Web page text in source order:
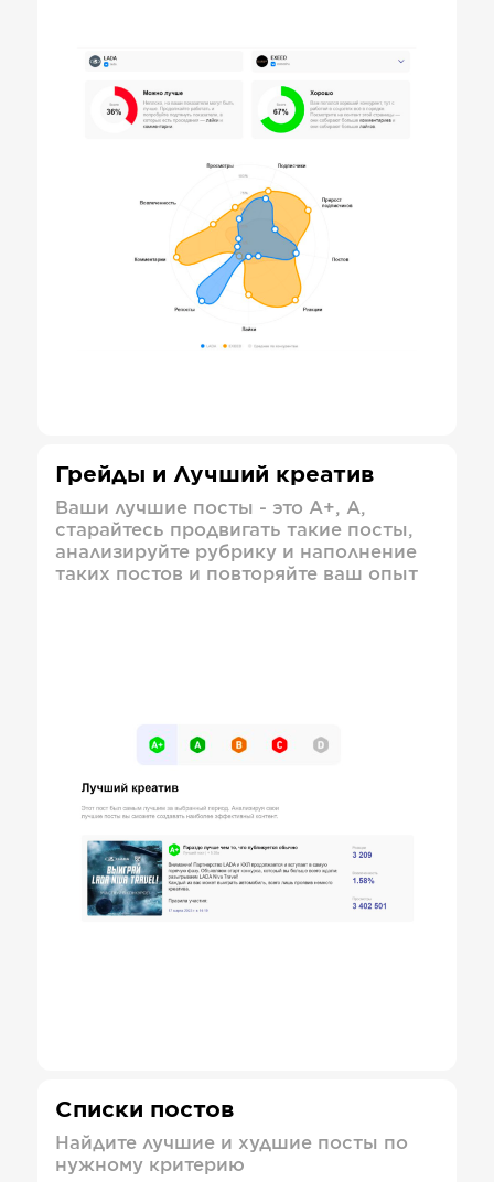
Грейды и Лучший креатив
Ваши лучшие посты - это А+, А,
старайтесь продвигать такие посты,
анализируйте рубрику и наполнение
таких постов и повторяйте ваш опыт
Списки постов
Найдите лучшие и худшие посты по
нужному критерию